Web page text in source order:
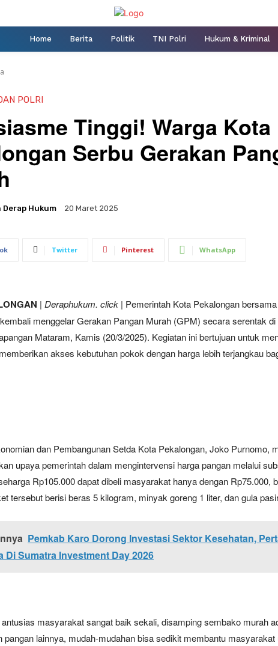
Home Berita Politik TNI Polri Hukum & Kriminal
POLRI
Tinggi! Warga Kota
Serbu Gerakan
Derap Hukum 20 Maret 2025
Twitter Pinterest WhatsApp
| Deraphukum. click | Pemerintah Kota Pekalongan
menggelar Gerakan Pangan Murah (GPM) secara serentak
Mataram, Kamis (20/3/2025). Kegiatan ini bertujuan untuk
akses kebutuhan pokok dengan harga lebih terjangkau
dan Pembangunan Setda Kota Pekalongan, Joko Purnomo,
upaya pemerintah dalam mengintervensi harga pangan melalui
Rp105.000 dapat dibeli masyarakat hanya dengan Rp75.000,
tersebut berisi beras 5 kilogram, minyak goreng 1 liter, dan gula
Pemkab Karo Dorong Investasi Sektor Kesehatan,
Di Sumatra Investment Day 2026
antusias masyarakat sangat baik sekali, disamping sembako murah
pangan lainnya, mudah-mudahan bisa sedikit membantu